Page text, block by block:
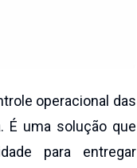
operacional das
É uma solução que
para entregar